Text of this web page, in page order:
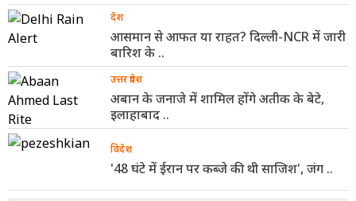
देश
आसमान से आफत या राहत? दिल्ली-NCR में जारी
बारिश के ..
उत्तर प्रदेश
अबान के जनाजे में शामिल होंगे अतीक के बेटे,
इलाहाबाद ..
विदेश
'48 घंटे में ईरान पर कब्जे की थी साजिश', जंग ..